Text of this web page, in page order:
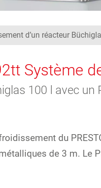
d’un réacteur
Système
100 l avec
du
de 3 m. Le